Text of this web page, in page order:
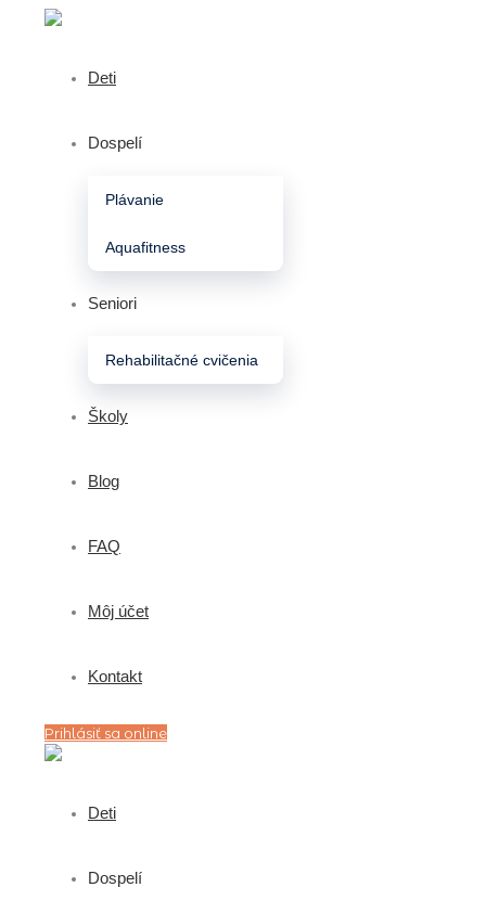
Deti
Dospelí
Plávanie
Aquafitness
Seniori
Rehabilitačné cvičenia
Školy
Blog
FAQ
Môj účet
Kontakt
Prihlásiť sa online
Deti
Dospelí